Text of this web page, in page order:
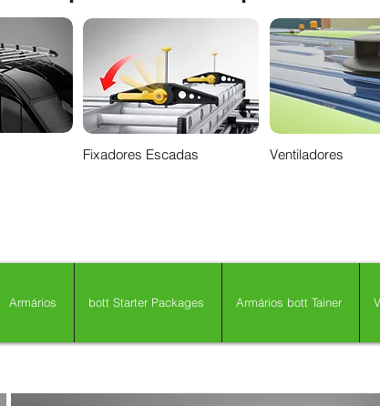
Fixadores Escadas Ventiladores
Armários bott Starter Packages Armários bott Tainer